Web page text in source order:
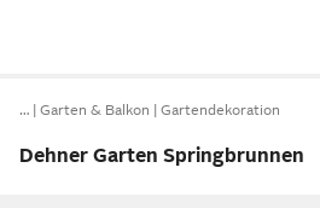
… Garten & Balkon Gartendekoration
Dehner Garten Springbrunnen